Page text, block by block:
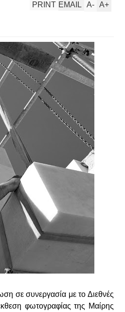
A+
A-
EMAIL
PRINT
σε συνεργασία με το Διεθνές
φωτογραφίας της Μαίρης